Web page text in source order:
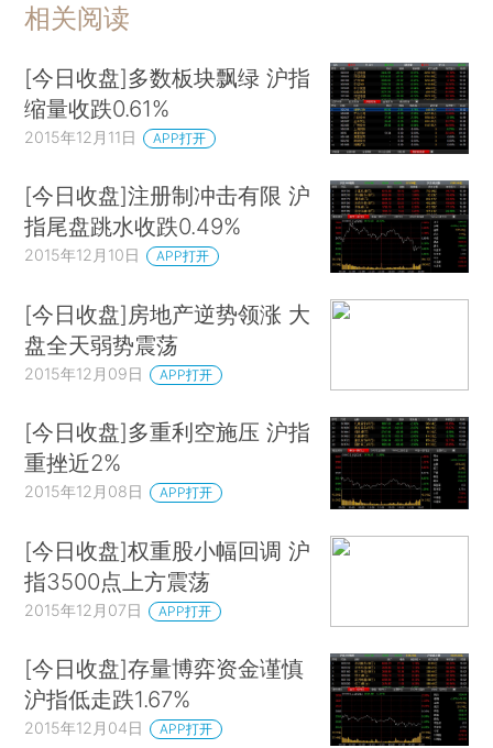
相关阅读
[今日收盘]多数板块飘绿 沪指
缩量收跌0.61%
2015年12月11日 APP打开
[今日收盘]注册制冲击有限 沪
指尾盘跳水收跌0.49%
2015年12月10日 APP打开
[今日收盘]房地产逆势领涨 大
盘全天弱势震荡
2015年12月09日 APP打开
[今日收盘]多重利空施压 沪指
重挫近2%
2015年12月08日 APP打开
[今日收盘]权重股小幅回调 沪
指3500点上方震荡
2015年12月07日 APP打开
[今日收盘]存量博弈资金谨慎
沪指低走跌1.67%
2015年12月04日 APP打开